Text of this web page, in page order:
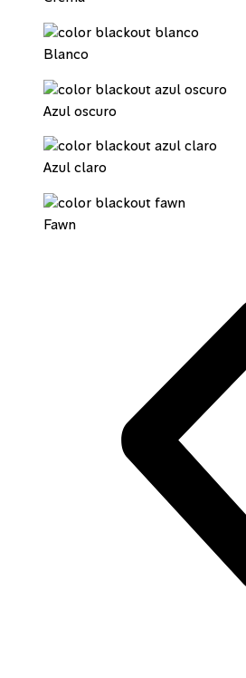
Blanco
Azul oscuro
Azul claro
Fawn